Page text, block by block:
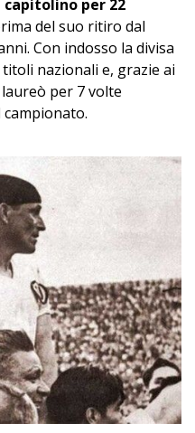
per 22
del suo ritiro dal
Con indosso la divisa
nazionali e, grazie ai
per 7 volte